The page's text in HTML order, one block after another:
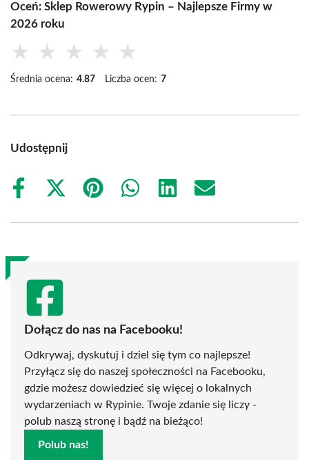
Oceń: Sklep Rowerowy Rypin – Najlepsze Firmy w
2026 roku
★ ★ ★ ★ ★
Średnia ocena: 4.87 Liczba ocen: 7
Udostępnij
Share
Share
(Twitter)
Share
Share
Share
Share
Dołącz do nas na Facebooku!
Odkrywaj, dyskutuj i dziel się tym co najlepsze!
Przyłącz się do naszej społeczności na Facebooku,
gdzie możesz dowiedzieć się więcej o lokalnych
wydarzeniach w Rypinie. Twoje zdanie się liczy -
polub naszą stronę i bądź na bieżąco!
Polub nas!